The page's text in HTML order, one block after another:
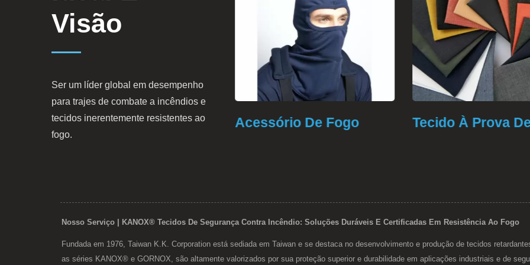
Visão
Ser um líder global em desempenho
para trajes de combate a incêndios e
tecidos inerentemente resistentes ao
fogo.
Vestuário De Proteção Acessório De Fogo Tecido À Prova
Nosso Serviço | KANOX® Tecidos De Segurança Contra Incêndio: Soluções Duráveis E Certificadas Em Resistência Ao Fogo
Fundada em 1976, Taiwan K.K. Corporation está sediada em Taiwan e se destaca no desenvolvimento e produção de tecidos
as séries KANOX® e GORNOX, são altamente valorizados por sua proteção superior e durabilidade em aplicações industriais e de